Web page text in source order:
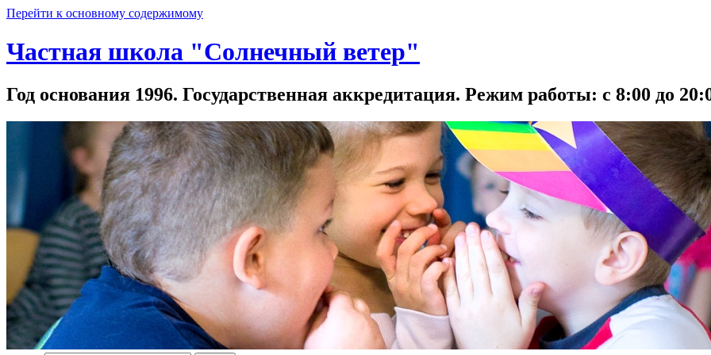
Перейти к основному содержимому
Частная школа "Солнечный ветер"
Год основания 1996. Государственная аккредитация. Режим работы: с 8:00 до